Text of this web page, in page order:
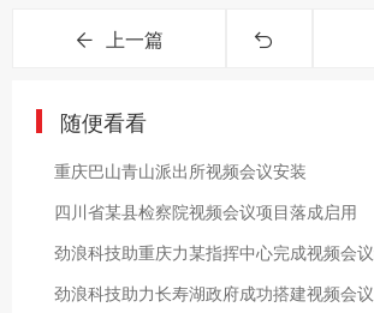
上一篇
随便看看
重庆巴山青山派出所视频会议安装
四川省某县检察院视频会议项目落成启用
劲浪科技助力长寿湖政府成功搭建视频会